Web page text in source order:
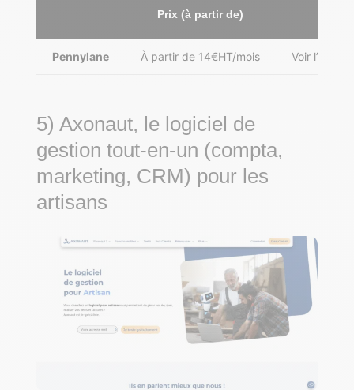
Prix (à partir de)
Pennylane À partir de 14€HT/mois Voir l’offre
5) Axonaut, le logiciel de
gestion tout-en-un (compta,
marketing, CRM) pour les
artisans